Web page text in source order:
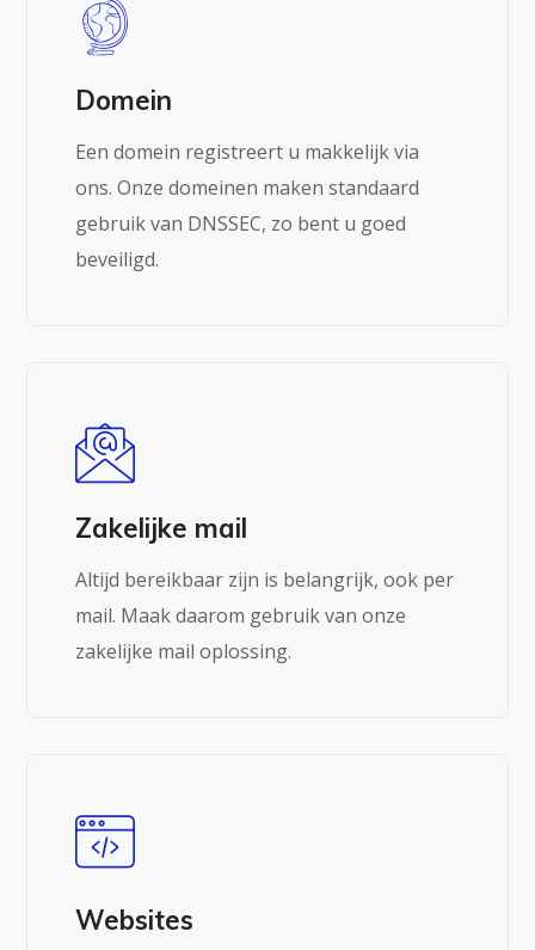
Lees meer
Domein
Een domein registreert u makkelijk via
ons. Onze domeinen maken standaard
gebruik van DNSSEC, zo bent u goed
beveiligd.
Zakelijke mail
Altijd bereikbaar zijn is belangrijk, ook per
mail. Maak daarom gebruik van onze
zakelijke mail oplossing.
Websites